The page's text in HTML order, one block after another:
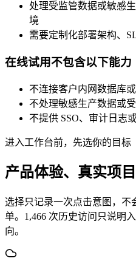
处理受监管数据或敏感
境
需要定制化部署架构、
在线试用不包含以下能力
不连接客户内网数据库
不处理敏感生产数据或
不提供 SSO、审计日志
进入工作台前，先选你的目标
产品体验、真实项
选择只记录一次点击意图，不
单。1,466 次历史访问只说明
向。